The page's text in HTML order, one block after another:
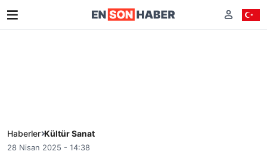
Haberler Kültür Sanat
28 Nisan 2025 - 14:38